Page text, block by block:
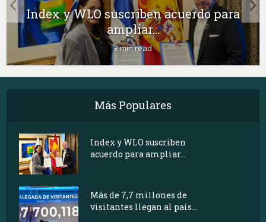
Index y WLO suscriben acuerdo para
ampliar...
3 min read
Más Populares
Index y WLO suscriben
acuerdo para ampliar...
Más de 7,7 millones de
visitantes llegan al país...